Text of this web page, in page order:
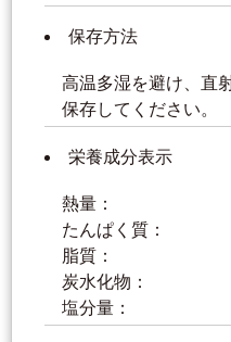
保存方法
高温多湿を避け、直
保存してください。
栄養成分表示
熱量：
たんぱく質：
脂質：
炭水化物：
塩分量：